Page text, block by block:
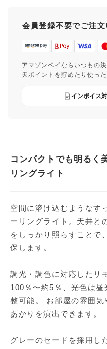
会員登録不要でご注
アマゾンペイならいつもの
天ポイントを貯めたり使った
インボイス
コンパクトでも明るく
リングライト
空間に溶け込むようなす
ーリングライト。天井と
をしっかり照らすことで
保します。
調光・調色に対応したリ
100％〜約5％、光色は
整可能。 お部屋の雰囲
あかりを演出できます。
グレーのセードを採用し